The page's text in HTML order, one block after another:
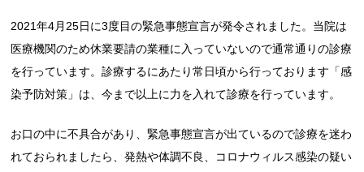
2021年4月25日に3度目の緊急事態宣言が発令されました。当院は
医療機関のため休業要請の業種に入っていないので通常通りの診療
を行っています。診療するにあたり常日頃から行っております「感
染予防対策」は、今まで以上に力を入れて診療を行っています。
お口の中に不具合があり、緊急事態宣言が出ているので診療を迷わ
れておられましたら、発熱や体調不良、コロナウィルス感染の疑い